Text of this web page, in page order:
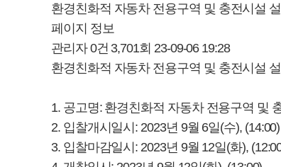
환경친화적 자동차 전용구역 및 충전시설
페이지 정보
관리자 0건 3,701회 23-09-06 19:28
환경친화적 자동차 전용구역 및 충전시설
1. 공고명: 환경친화적 자동차 전용구역 및
2. 입찰개시일시: 2023년 9월 6일(수), (14:00)
3. 입찰마감일시: 2023년 9월 12일(화),